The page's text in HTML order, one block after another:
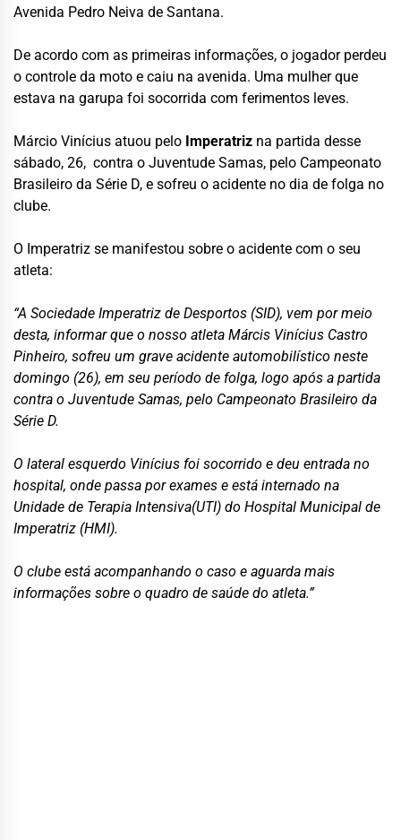
Avenida Pedro Neiva de Santana.
De acordo com as primeiras informações, o jogador perdeu
o controle da moto e caiu na avenida. Uma mulher que
estava na garupa foi socorrida com ferimentos leves.
Márcio Vinícius atuou pelo Imperatriz na partida desse
sábado, 26, contra o Juventude Samas, pelo Campeonato
Brasileiro da Série D, e sofreu o acidente no dia de folga no
clube.
O Imperatriz se manifestou sobre o acidente com o seu
atleta:
“A Sociedade Imperatriz de Desportos (SID), vem por meio
desta, informar que o nosso atleta Márcis Vinícius Castro
Pinheiro, sofreu um grave acidente automobilístico neste
domingo (26), em seu período de folga, logo após a partida
contra o Juventude Samas, pelo Campeonato Brasileiro da
Série D.
O lateral esquerdo Vinícius foi socorrido e deu entrada no
hospital, onde passa por exames e está internado na
Unidade de Terapia Intensiva(UTI) do Hospital Municipal de
Imperatriz (HMI).
O clube está acompanhando o caso e aguarda mais
informações sobre o quadro de saúde do atleta.”